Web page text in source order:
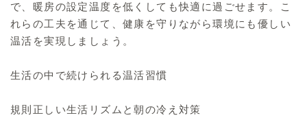
で、暖房の設定温度を低くしても快適に過ごせます。こ
れらの工夫を通じて、健康を守りながら環境にも優しい
温活を実現しましょう。
生活の中で続けられる温活習慣
規則正しい生活リズムと朝の冷え対策